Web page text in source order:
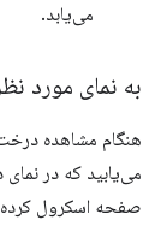
می‌یابد.
به نمای مورد
می‌یابید که در
صفحه اسکرول